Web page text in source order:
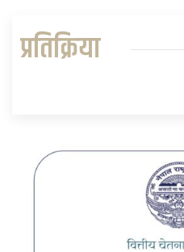
प्रतिक्रिया